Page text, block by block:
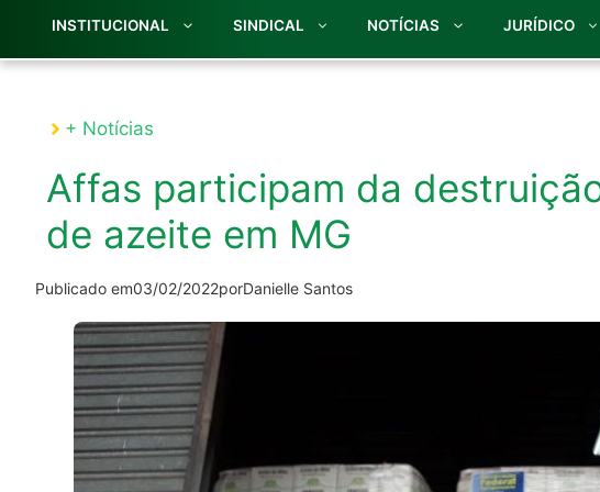
INSTITUCIONAL SINDICAL NOTÍCIAS JURÍDICO
+ Notícias
Affas participam da
de azeite em MG
Publicado em03/02/2022porDanielle Santos